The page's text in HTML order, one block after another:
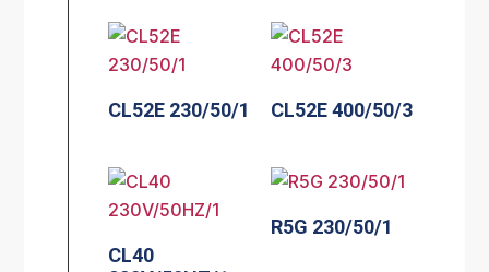
CL52E 230/50/1 CL52E 400/50/3
CL40
R5G 230/50/1